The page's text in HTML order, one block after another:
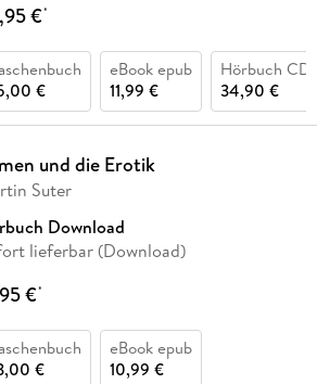
€*
€
eBook epub
11,99 €
Hörbuch CD
34,90 €
und die Erotik
Suter
Download
lieferbar (Download)
€*
€
eBook epub
10,99 €